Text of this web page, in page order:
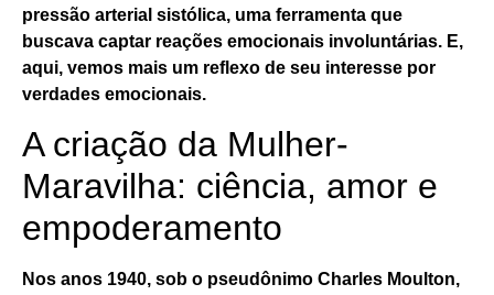
pressão arterial sistólica, uma ferramenta que
buscava captar reações emocionais involuntárias. E,
aqui, vemos mais um reflexo de seu interesse por
verdades emocionais.
A criação da Mulher-
Maravilha: ciência, amor e
empoderamento
Nos anos 1940, sob o pseudônimo Charles Moulton,